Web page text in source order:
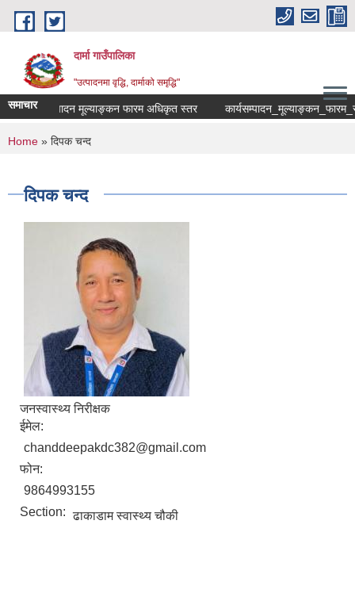
Skip to main content
दार्मा गाउँपालिका
"उत्पादनमा वृद्धि, दार्माको समृद्धि"
समाचार
कार्यसम्पादन मूल्याङ्कन फारम अधिकृत स्तर
You are here
Home » दिपक चन्द
दिपक चन्द
जनस्वास्थ्य निरीक्षक
ईमेल:
chanddeepakdc382@gmail.com
फोन:
9864993155
Section: ढाकाडाम स्वास्थ्य चौकी